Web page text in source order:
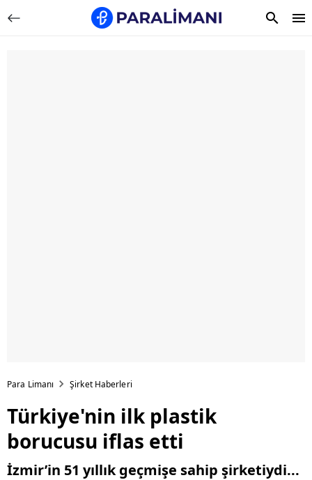
Para Limanı Şirket Haberleri
Türkiye'nin ilk plastik
borucusu iflas etti
İzmir’in 51 yıllık geçmişe sahip şirketiydi...